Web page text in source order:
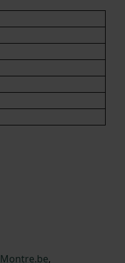
Montre.be,